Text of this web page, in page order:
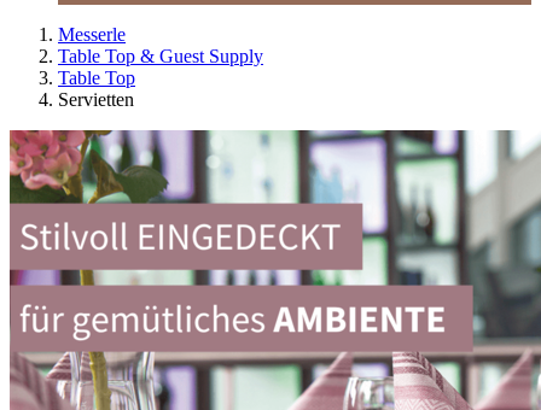
Messerle
Table Top & Guest Supply
Table Top
Servietten